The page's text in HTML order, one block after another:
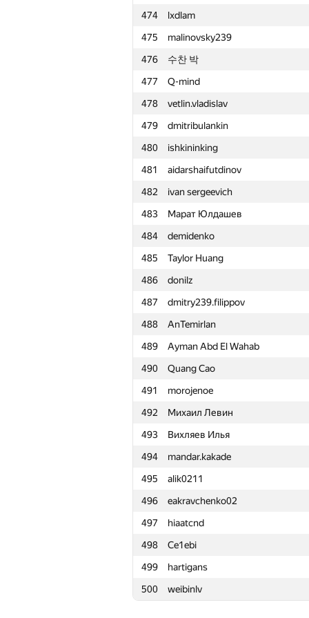
474
lxdlam
475
malinovsky239
476
수찬 박
477
Q-mind
478
vetlin.vladislav
479
dmitribulankin
480
ishkininking
481
aidarshaifutdinov
482
ivan sergeevich
483
Марат Юлдашев
484
demidenko
485
Taylor Huang
486
donilz
487
dmitry239.filippov
488
AnTemirlan
489
Ayman Abd El Wahab
490
Quang Cao
491
morojenoe
492
Михаил Левин
493
Вихляев Илья
494
mandar.kakade
495
alik0211
496
eakravchenko02
497
hiaatcnd
498
Ce1ebi
499
hartigans
500
weibinlv
451 d.shatty
452
ThePtrocanfer
453
yury.shafran
454
Nguyễn Thành Minh
455
Ivan Fekete
456
Владислав Володькин
457
tipy
458
r.mammadov2016
459
Quang Lê Minh
460
terenceliu4444
461
LykovKirillOlegovich
462
clevermouse2
463
pinkfcpp
464
alex.zabashta
465
xurz97
466
skyvn97
467
yesenarman
468
nitin2798
469
kzoacn
470
misha-trapeznikov
471
bogdick
472
Cyrill
473
reijnUl
474
lxdlam
475
malinovsky239
476
수찬 박
477
Q-mind